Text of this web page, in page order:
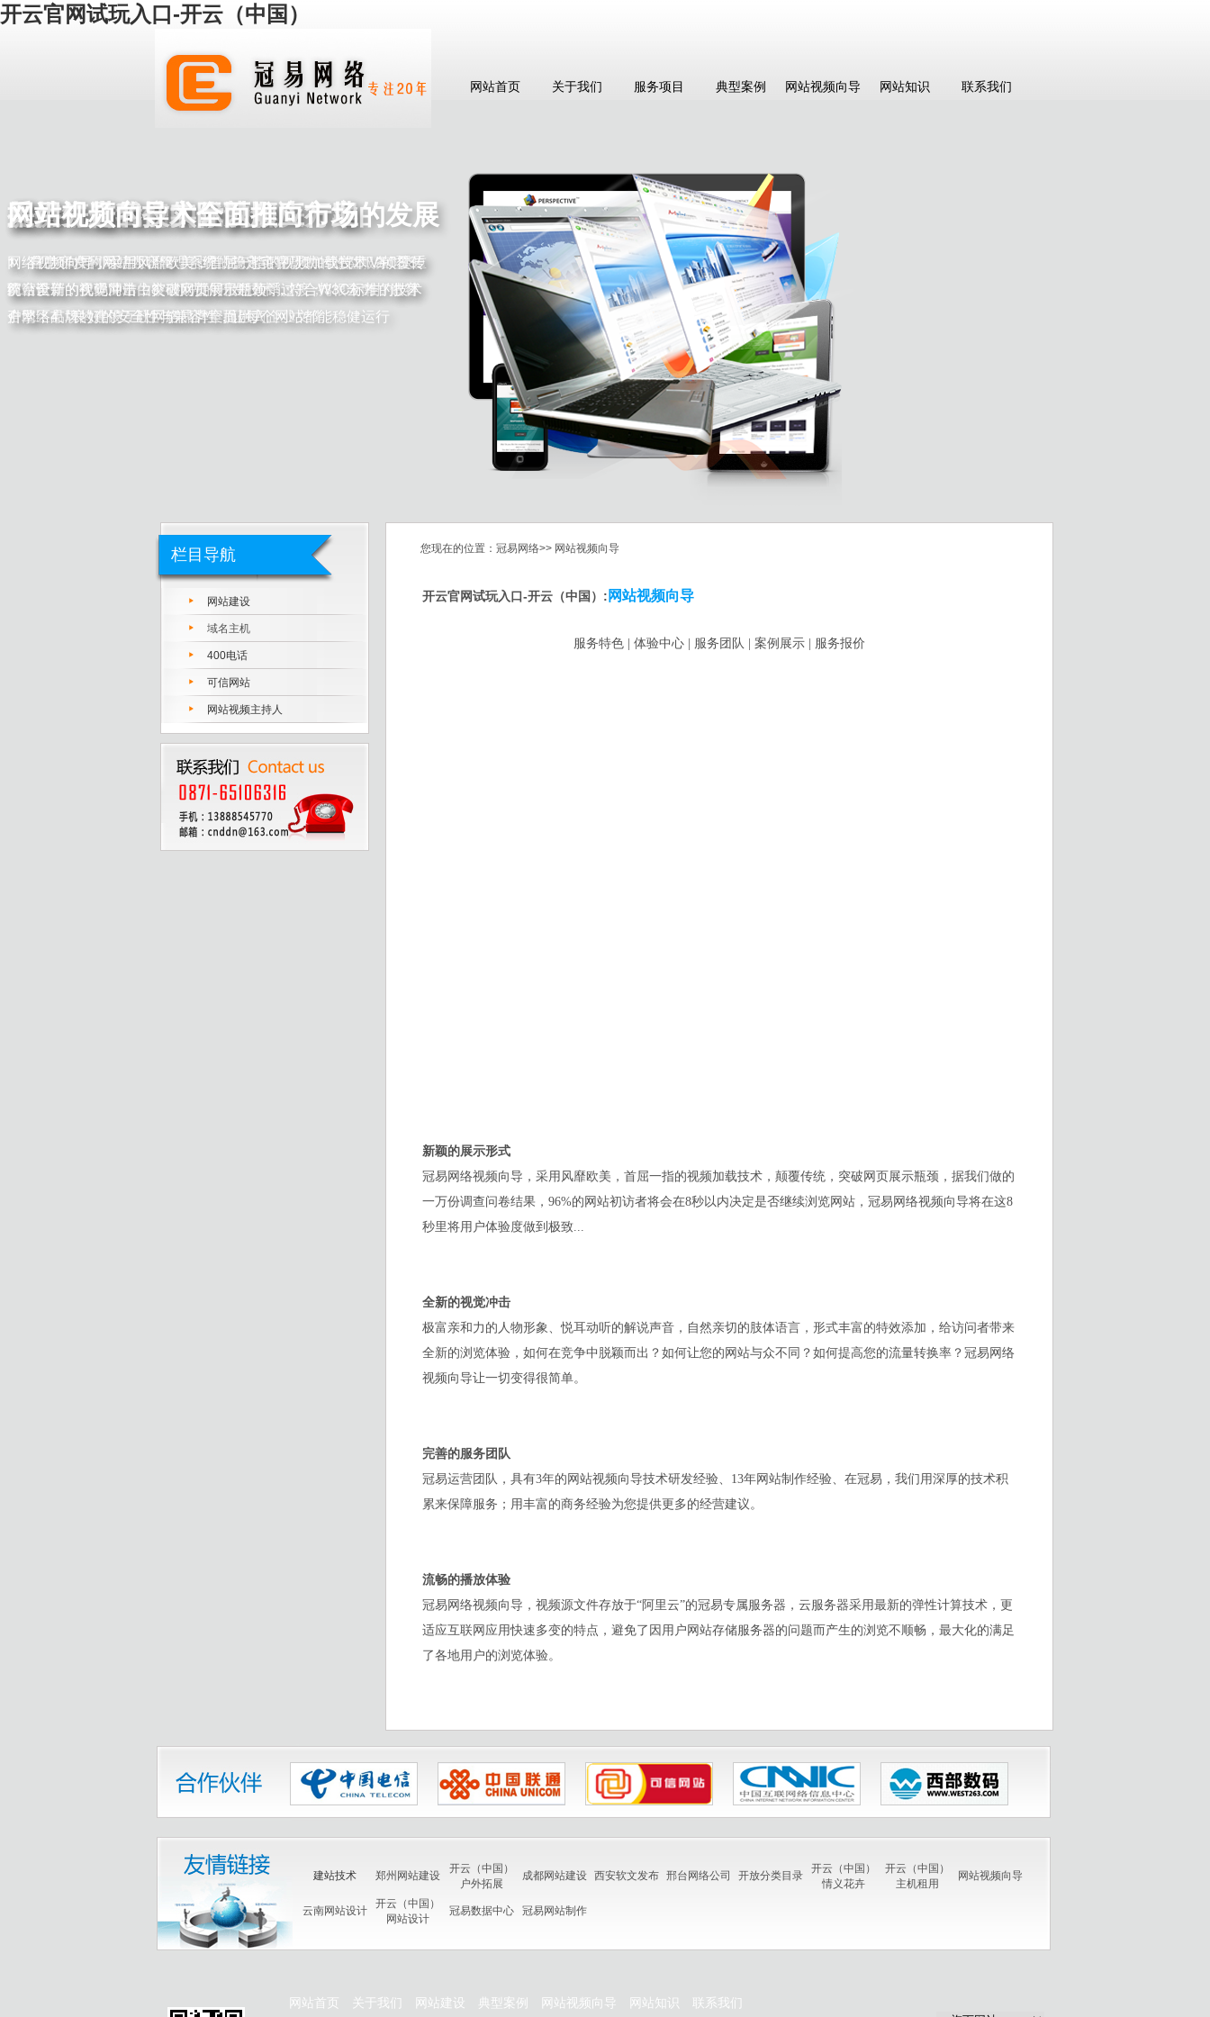
开云官网试玩入口-开云（中国）
网站首页 关于我们 服务项目 典型案例 网站视频向导 网站知识 联系我们
坚持，是我们的优势
1、具有13年网站建设经验，对行业有深入的理解； 2、服务过数
百家以上的企事业单位，有完善的服务体系；3、扎根云南，做符
合地区市场特点的互联网解决方案提供商。
提供符合客户实际的解决方案
1、帮助客户利用好互联网，合理的投入实现最大的收益；2、注重
网站营销，实现网站由被动欣赏向主动营销过渡；3、全力打造客
户网络品牌的建设，让网络品牌全面融入企业文化。
采用先进的技术，以顺应行业的发展
1、自主研发的网站内容管理系统，稳定可靠；2、全部DIV+CSS
前台设计，代码简洁；3、领先的开发技术，符合W3C标准的技术
引擎；4、良好的安全性与兼容性，让每个网站都能稳健运行
网站视频向导，全面推向市场
网络视频向导，采用风靡欧美，首屈一指的视频加载技术，颠覆传
统，全新的视觉冲击，突破网页展示瓶颈，。
栏目导航
网站建设
域名主机
400电话
可信网站
网站视频主持人
您现在的位置：冠易网络>> 网站视频向导
开云官网试玩入口-开云（中国）: 网站视频向导
服务特色 | 体验中心 | 服务团队 | 案例展示 | 服务报价
新颖的展示形式
冠易网络视频向导，采用风靡欧美，首屈一指的视频加载技术，颠覆传统，突破网页展示瓶颈，据我们做的
一万份调查问卷结果，96%的网站初访者将会在8秒以内决定是否继续浏览网站，冠易网络视频向导将在这8
秒里将用户体验度做到极致...
全新的视觉冲击
极富亲和力的人物形象、悦耳动听的解说声音，自然亲切的肢体语言，形式丰富的特效添加，给访问者带来
全新的浏览体验，如何在竞争中脱颖而出？如何让您的网站与众不同？如何提高您的流量转换率？冠易网络
视频向导让一切变得很简单。
完善的服务团队
冠易运营团队，具有3年的网站视频向导技术研发经验、13年网站制作经验、在冠易，我们用深厚的技术积
累来保障服务；用丰富的商务经验为您提供更多的经营建议。
流畅的播放体验
冠易网络视频向导，视频源文件存放于“阿里云”的冠易专属服务器，云服务器采用最新的弹性计算技术，更
适应互联网应用快速多变的特点，避免了因用户网站存储服务器的问题而产生的浏览不顺畅，最大化的满足
了各地用户的浏览体验。
建站技术 郑州网站建设
开云（中国）
户外拓展
成都网站建设 西安软文发布 邢台网络公司 开放分类目录
开云（中国）
情义花卉
开云（中国）
主机租用
网站视频向导
云南网站设计
开云（中国）
网站设计
冠易数据中心 冠易网站制作
网站首页 关于我们 网站建设 典型案例 网站视频向导 网站知识 联系我们